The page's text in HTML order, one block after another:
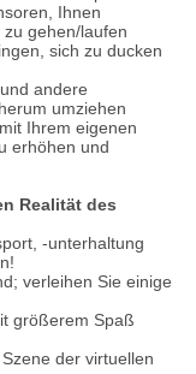
Ihnen
gehen/laufen
sich zu ducken
andere
umziehen
Ihrem eigenen
erhöhen und
Realität des
-unterhaltung
verleihen Sie einige
größerem Spaß
der virtuellen